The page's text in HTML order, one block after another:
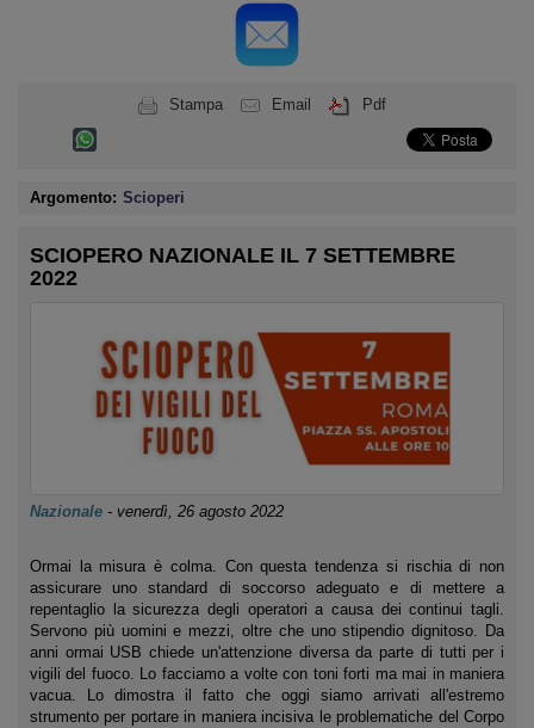
Stampa Email Pdf
Argomento: Scioperi
SCIOPERO NAZIONALE IL 7 SETTEMBRE
2022
Nazionale - venerdì, 26 agosto 2022
Ormai la misura è colma. Con questa tendenza si rischia di non
assicurare uno standard di soccorso adeguato e di mettere a
repentaglio la sicurezza degli operatori a causa dei continui tagli.
Servono più uomini e mezzi, oltre che uno stipendio dignitoso. Da
anni ormai USB chiede un'attenzione diversa da parte di tutti per i
vigili del fuoco. Lo facciamo a volte con toni forti ma mai in maniera
vacua. Lo dimostra il fatto che oggi siamo arrivati all'estremo
strumento per portare in maniera incisiva le problematiche del Corpo